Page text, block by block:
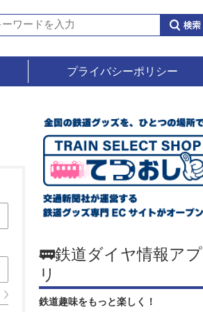
プライバシーポリシー
🚃鉄道ダイヤ情報アプ
リ
鉄道趣味をもっと楽しく！